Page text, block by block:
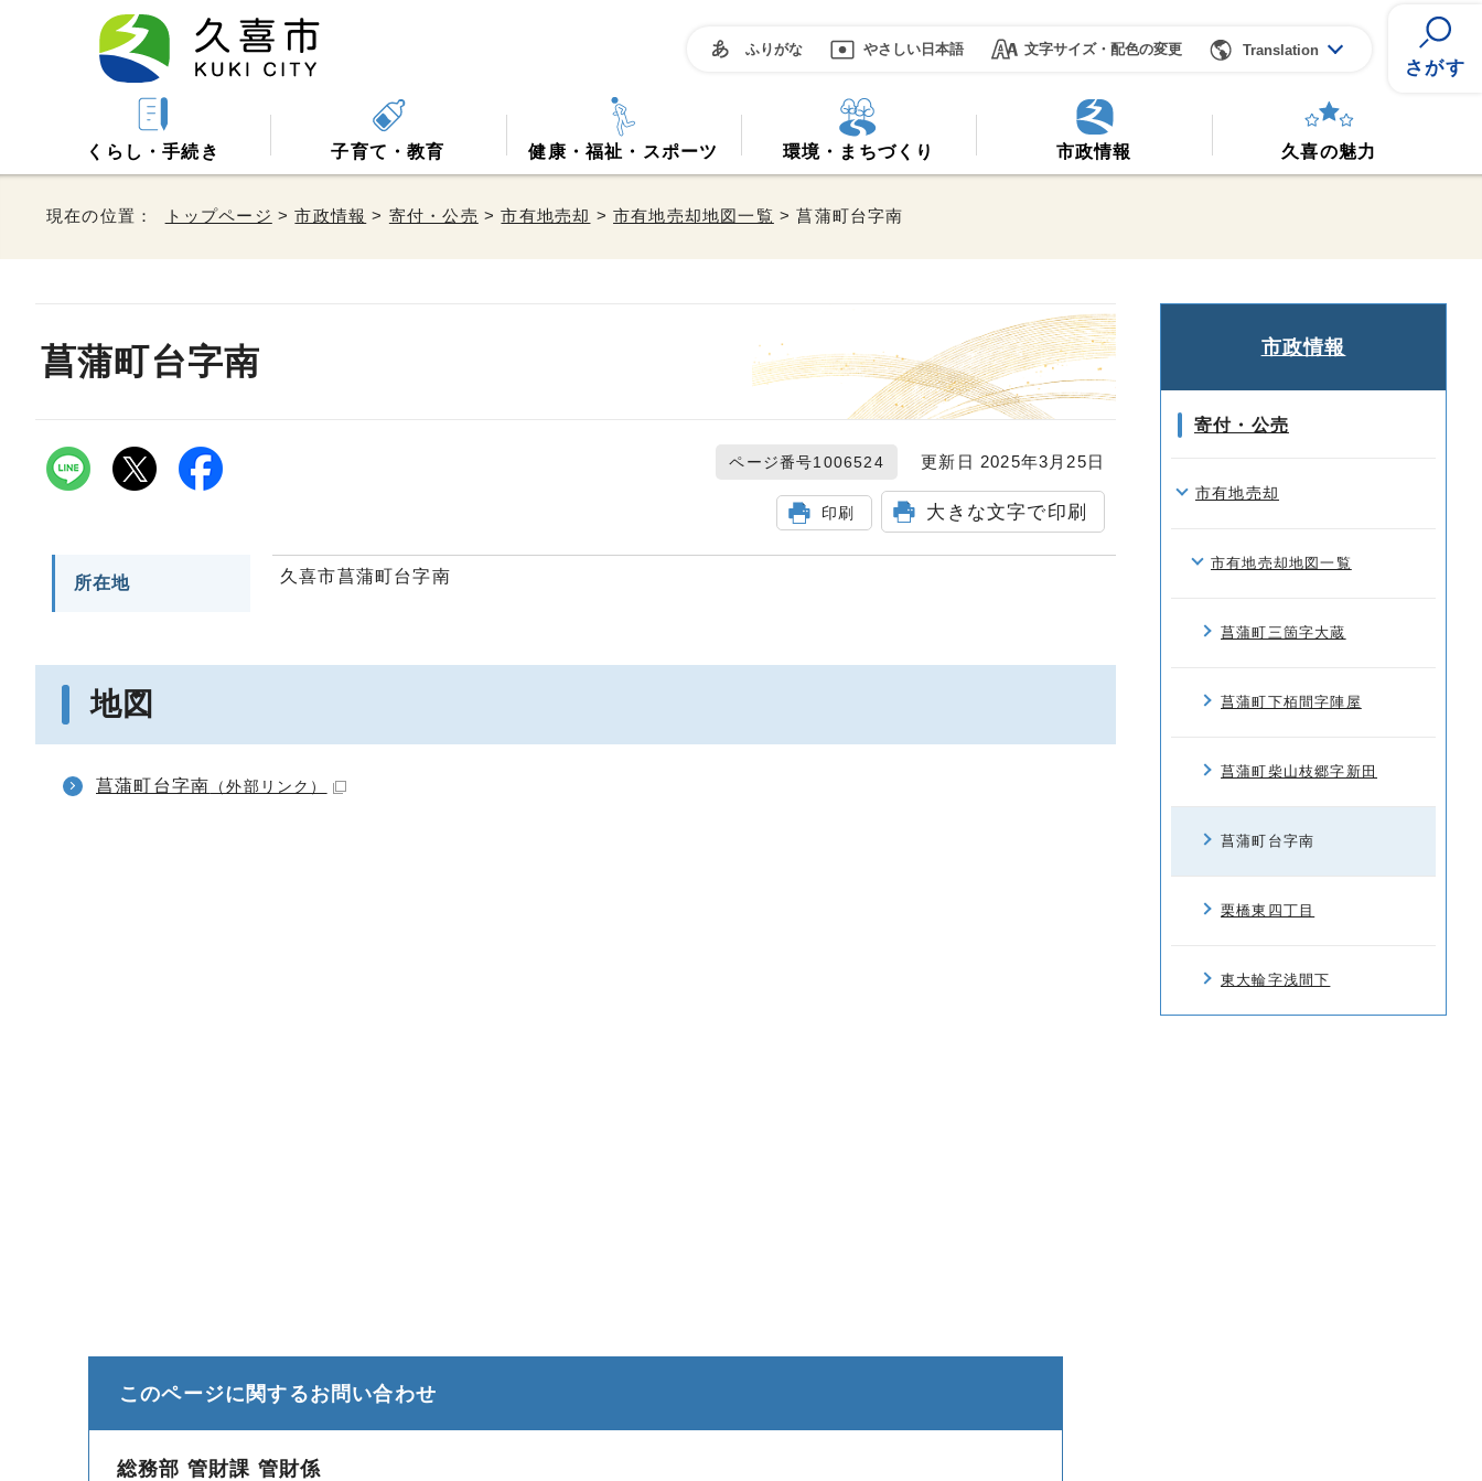
ふりがな やさしい日本語 文字サイズ・配色の変更 Translation
さがす
くらし・手続き 子育て・教育 健康・福祉・スポーツ 環境・まちづくり 市政情報 久喜の魅力
現在の位置： トップページ >市政情報 > 寄付・公売 >市有地売却 >市有地売却地図一覧 > 菖蒲町台字南
菖蒲町台字南
ページ番号1006524 更新日 2025年3月25日
印刷 大きな文字で印刷
所在地 久喜市菖蒲町台字南
地図
菖蒲町台字南 （外部リンク）
このページに関するお問い合わせ
総務部 管財課 管財係
市政情報
寄付・公売
市有地売却
市有地売却地図一覧
菖蒲町三箇字大蔵
菖蒲町下栢間字陣屋
菖蒲町柴山枝郷字新田
菖蒲町台字南
栗橋東四丁目
東大輪字浅間下